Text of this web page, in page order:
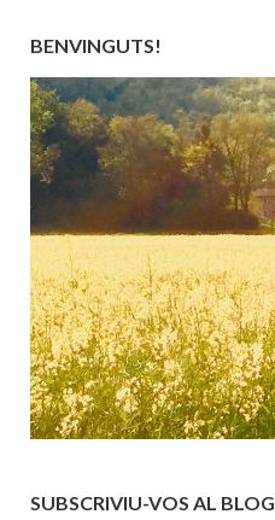
BENVINGUTS!
SUBSCRIVIU-VOS AL BLOG